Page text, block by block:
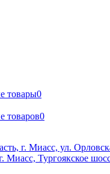
товары0
товаров0
г. Миасс, ул.
Миасс, Тургоякское